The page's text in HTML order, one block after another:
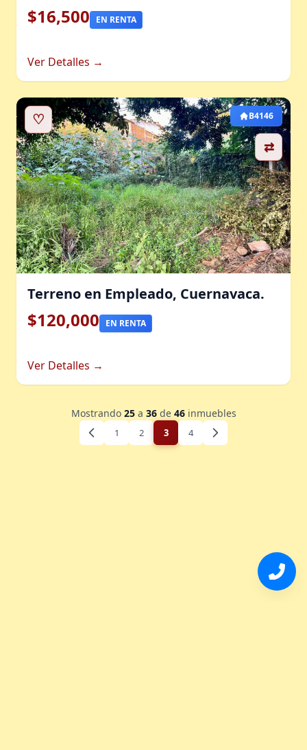
$16,500 EN RENTA
Ver Detalles →
♡
⇄
B4146
Terreno en Empleado, Cuernavaca.
$120,000 EN RENTA
Ver Detalles →
Mostrando 25a 36de 46inmuebles
1 2 3 4